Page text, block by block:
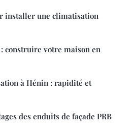
installer une climatisation
construire votre maison en
à Hénin : rapidité et
des enduits de façade PRB